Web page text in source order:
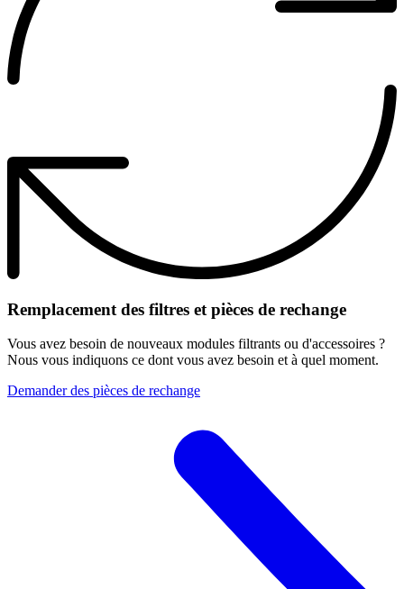
Remplacement des filtres et pièces de rechange
Vous avez besoin de nouveaux modules filtrants ou d'accessoires ?
Nous vous indiquons ce dont vous avez besoin et à quel moment.
Demander des pièces de rechange